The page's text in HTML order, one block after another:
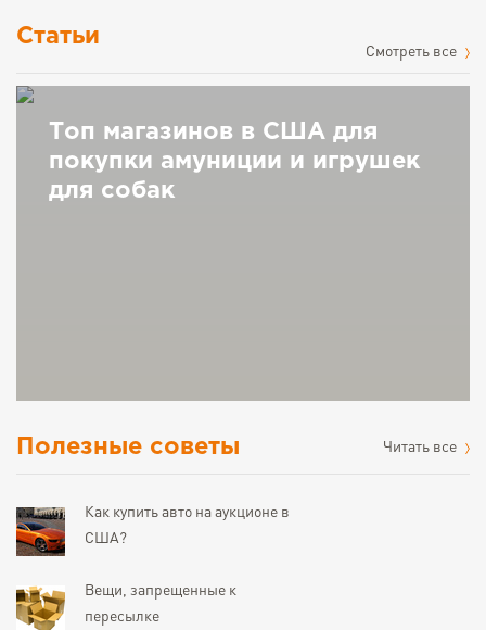
Статьи
Cмотреть все
Топ магазинов в США для
покупки амуниции и игрушек
для собак
Полезные советы Читать все
Как купить авто на аукционе в
США?
Вещи, запрещенные к
пересылке